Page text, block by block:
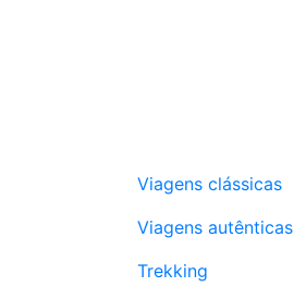
Viagens clássicas
Viagens autênticas
Trekking